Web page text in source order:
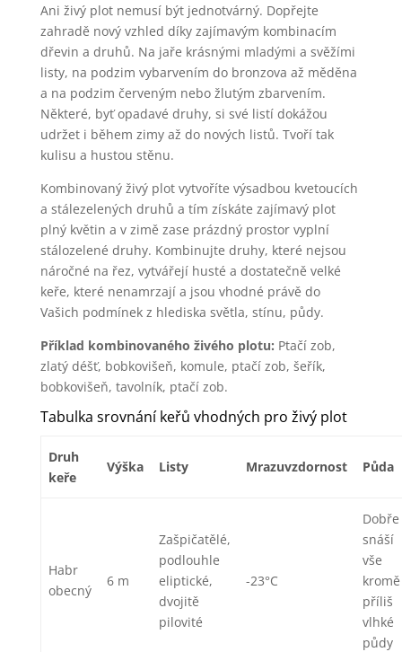
Ani živý plot nemusí být jednotvárný. Dopřejte
zahradě nový vzhled díky zajímavým kombinacím
dřevin a druhů. Na jaře krásnými mladými a svěžími
listy, na podzim vybarvením do bronzova až měděna
a na podzim červeným nebo žlutým zbarvením.
Některé, byť opadavé druhy, si své listí dokážou
udržet i během zimy až do nových listů. Tvoří tak
kulisu a hustou stěnu.
Kombinovaný živý plot vytvoříte výsadbou kvetoucích
a stálezelených druhů a tím získáte zajímavý plot
plný květin a v zimě zase prázdný prostor vyplní
stálozelené druhy. Kombinujte druhy, které nejsou
náročné na řez, vytvářejí husté a dostatečně velké
keře, které nenamrzají a jsou vhodné právě do
Vašich podmínek z hlediska světla, stínu, půdy.
Příklad kombinovaného živého plotu: Ptačí zob,
zlatý déšť, bobkovišeň, komule, ptačí zob, šeřík,
bobkovišeň, tavolník, ptačí zob.
Tabulka srovnání keřů vhodných pro živý plot
Druh
keře
Výška Listy Mrazuvzdornost Půda
Habr
obecný
6 m
Zašpičatělé,
podlouhle
eliptické,
dvojitě
pilovité
-23°C
Dobře
snáší
vše
kromě
příliš
vlhké
půdy